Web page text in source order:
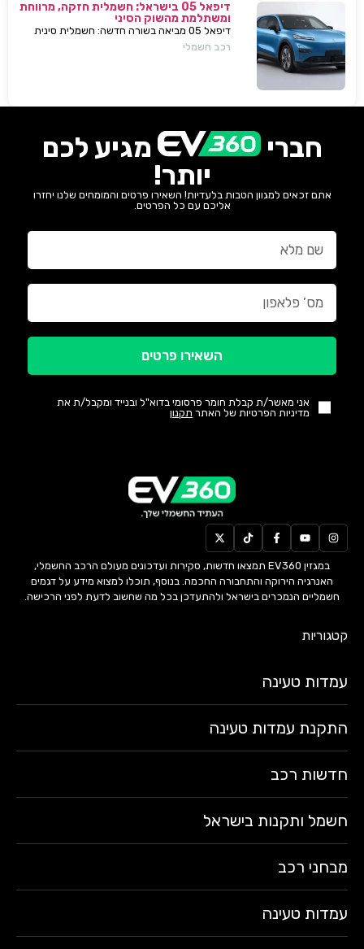
דיפאל 05 בישראל: חשמלית חזקה, מרווחת
ומשתלמת מהשוק הסיני
דיפאל 05 מביאה בשורה חדשה: חשמלית סינית
חזקה, גדולה וזולה שמאיימת לערער את מתחרות
רכב חשמלי
חברי
מגיע לכם
יותר!
אתם זכאים למגוון הטבות בלעדיות! השאירו פרטים והמומחים שלנו יחזרו
אליכם עם כל הפרטים.
אני מאשר/ת קבלת חומר פרסומי בדוא"ל ובנייד ומקבל/ת את
מדיניות הפרטיות של האתר תקנון
השאירו פרטים
במגזין EV360 תמצאו חדשות, סקירות ועדכונים מעולם הרכב החשמלי,
האנרגיה הירוקה והתחבורה החכמה. בנוסף, תוכלו למצוא מידע על דגמים
חשמליים הנמכרים בישראל ולהתעדכן בכל מה שחשוב לדעת לפני הרכישה.
קטגוריות
עמדות טעינה
התקנת עמדות טעינה
חדשות רכב
חשמל ותקנות בישראל
מבחני רכב
עמדות טעינה